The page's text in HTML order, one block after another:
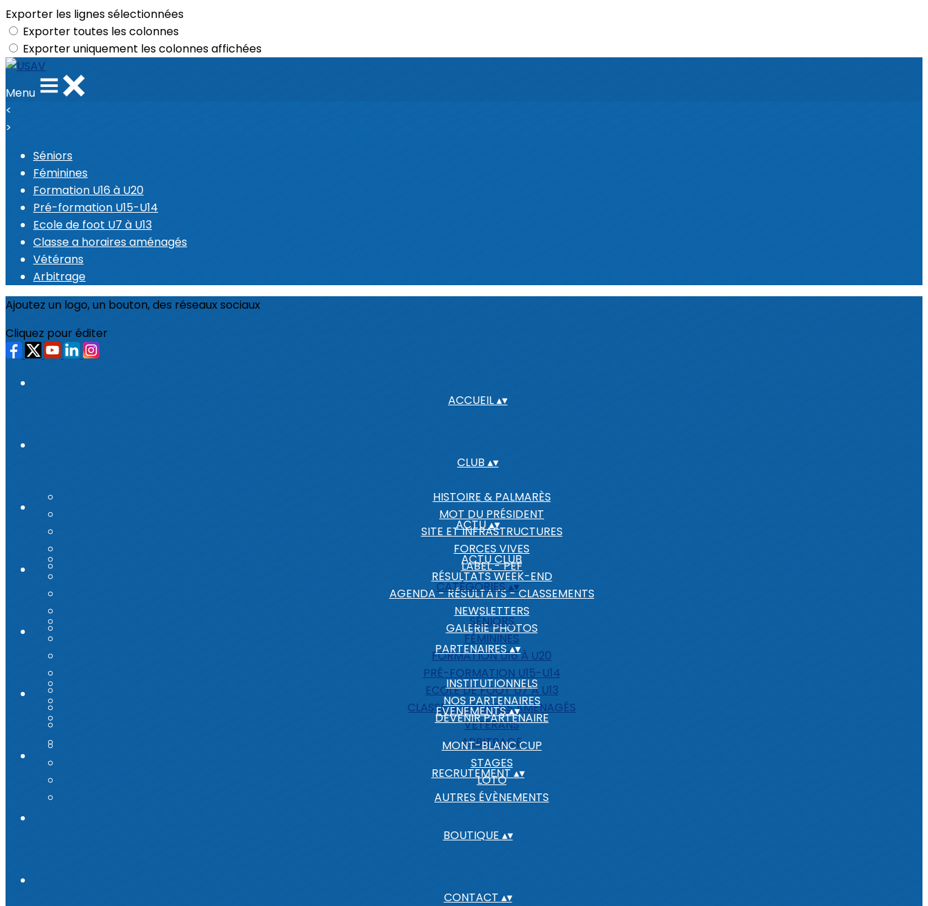
Exporter les lignes sélectionnées
Exporter toutes les colonnes
Exporter uniquement les colonnes affichées
Menu
<
>
Séniors
Féminines
Formation U16 à U20
Pré-formation U15-U14
Ecole de foot U7 à U13
Classe a horaires aménagés
Vétérans
Arbitrage
Ajoutez un logo, un bouton, des réseaux sociaux
Cliquez pour éditer
ACCUEIL▴▾
CLUB ▴▾
HISTOIRE & PALMARÈS
MOT DU PRÉSIDENT
SITE ET INFRASTRUCTURES
FORCES VIVES
LABEL - PEF
ACTU▴▾
ACTU CLUB
RÉSULTATS WEEK-END
AGENDA - RÉSULTATS - CLASSEMENTS
NEWSLETTERS
GALERIE PHOTOS
CATÉGORIES▴▾
SÉNIORS
FÉMININES
FORMATION U16 À U20
PRÉ-FORMATION U15-U14
ECOLE DE FOOT U7 À U13
CLASSE A HORAIRES AMÉNAGÉS
VÉTÉRANS
ARBITRAGE
PARTENAIRES▴▾
INSTITUTIONNELS
NOS PARTENAIRES
DEVENIR PARTENAIRE
EVENEMENTS▴▾
MONT-BLANC CUP
STAGES
LOTO
AUTRES ÉVÈNEMENTS
RECRUTEMENT▴▾
BOUTIQUE ▴▾
CONTACT ▴▾